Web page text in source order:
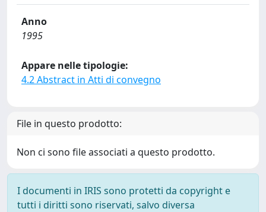
Anno
1995
Appare nelle tipologie:
4.2 Abstract in Atti di convegno
File in questo prodotto:
Non ci sono file associati a questo prodotto.
I documenti in IRIS sono protetti da copyright e
tutti i diritti sono riservati, salvo diversa